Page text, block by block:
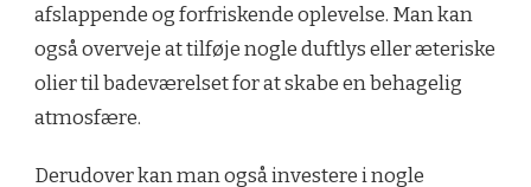
afslappende og forfriskende oplevelse. Man kan
også overveje at tilføje nogle duftlys eller æteriske
olier til badeværelset for at skabe en behagelig
atmosfære.
Derudover kan man også investere i nogle